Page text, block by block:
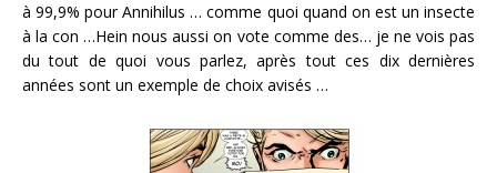
à 99,9% pour Annihilus … comme quoi quand on est un insecte
à la con …Hein nous aussi on vote comme des… je ne vois pas
du tout de quoi vous parlez, après tout ces dix dernières
années sont un exemple de choix avisés …